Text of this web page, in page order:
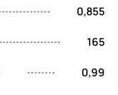
0,855
165
0,99